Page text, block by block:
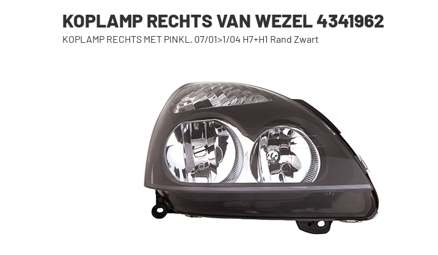
KOPLAMP RECHTS VAN WEZEL 4341962
KOPLAMP RECHTS MET PINKL. 07/01>1/04 H7+H1 Rand Zwart